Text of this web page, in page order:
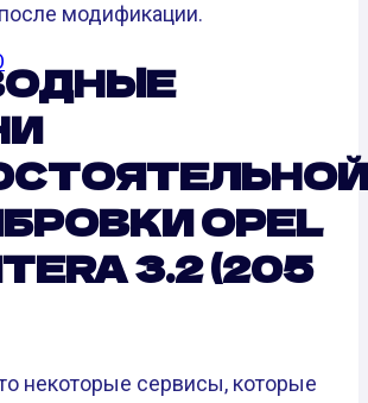
модификации.
OPEL
3.2 (205
некоторые сервисы, которые